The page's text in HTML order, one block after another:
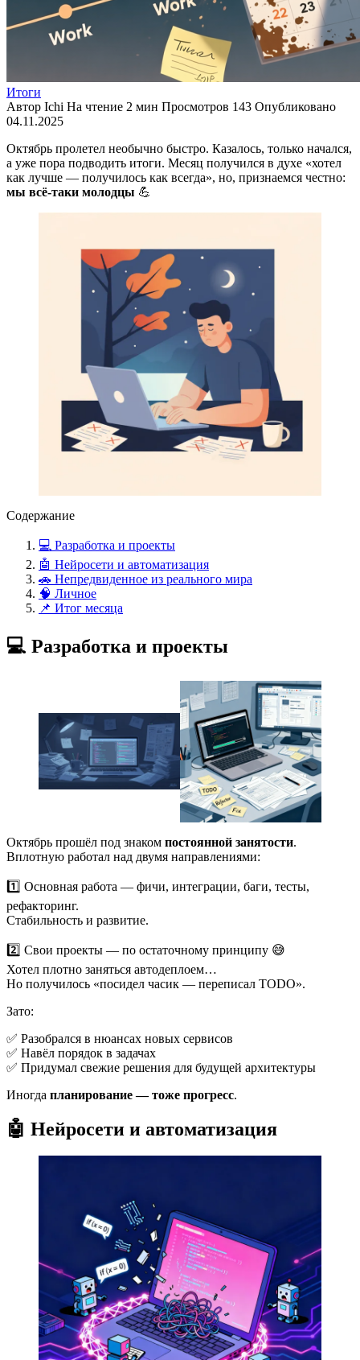
Итоги
Автор Ichi На чтение 2 мин Просмотров 143 Опубликовано
04.11.2025
Октябрь пролетел необычно быстро. Казалось, только начался,
а уже пора подводить итоги. Месяц получился в духе «хотел
как лучше — получилось как всегда», но, признаемся честно:
мы всё-таки молодцы 💪
Содержание
💻 Разработка и проекты
🤖 Нейросети и автоматизация
🚗 Непредвиденное из реального мира
🧠 Личное
📌 Итог месяца
💻 Разработка и проекты
Октябрь прошёл под знаком постоянной занятости.
Вплотную работал над двумя направлениями:
1️⃣ Основная работа — фичи, интеграции, баги, тесты,
рефакторинг.
Стабильность и развитие.
2️⃣ Свои проекты — по остаточному принципу 😅
Хотел плотно заняться автодеплоем…
Но получилось «посидел часик — переписал TODO».
Зато:
✅ Разобрался в нюансах новых сервисов
✅ Навёл порядок в задачах
✅ Придумал свежие решения для будущей архитектуры
Иногда планирование — тоже прогресс.
🤖 Нейросети и автоматизация